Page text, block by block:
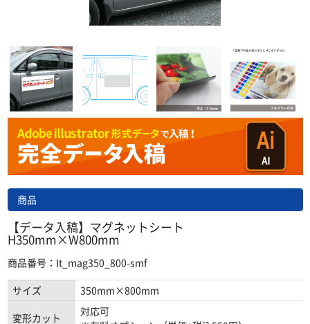
商品
【データ入稿】マグネットシート
H350mm×W800mm
商品番号：It_mag350_800-smf
サイズ
350mm×800mm
変形カット
対応可